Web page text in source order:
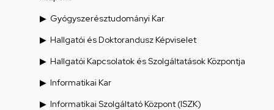
Gyógyszerésztudományi Kar
Hallgatói és Doktorandusz Képviselet
Hallgatói Kapcsolatok és Szolgáltatások Központja
Informatikai Kar
Informatikai Szolgáltató Központ (ISZK)